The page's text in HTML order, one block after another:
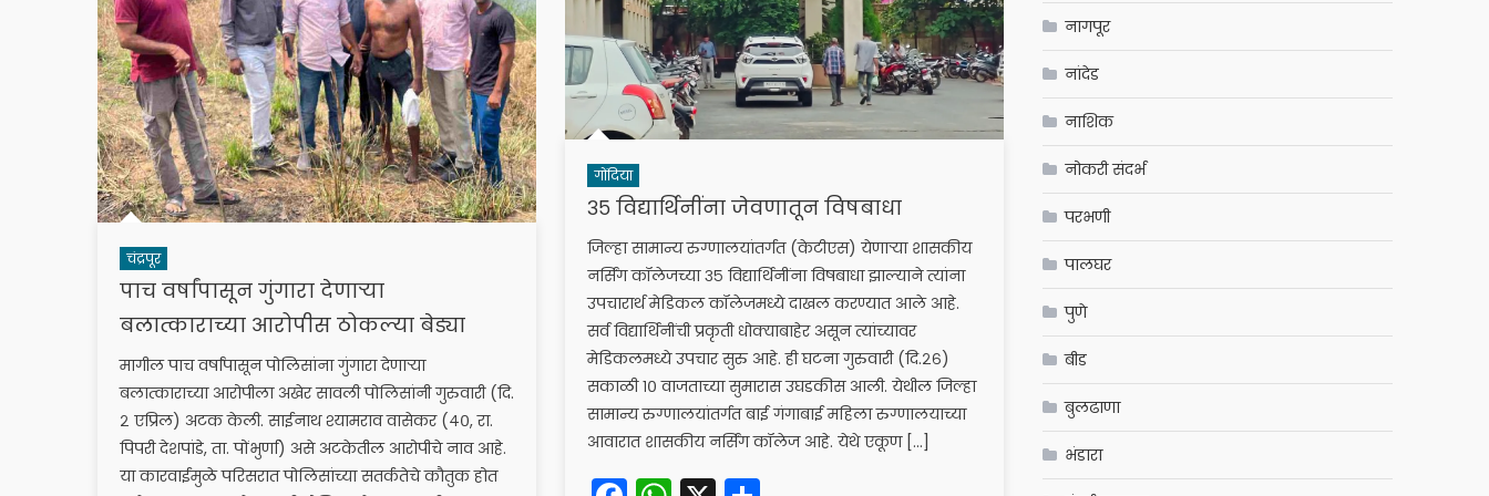
चंद्रपूर
पाच वर्षांपासून गुंगारा देणाऱ्या
बलात्काराच्या आरोपीस ठोकल्या बेड्या
मागील पाच वर्षांपासून पोलिसांना गुंगारा देणाऱ्या
बलात्काराच्या आरोपीला अखेर सावली पोलिसांनी गुरुवारी (दि.
२ एप्रिल) अटक केली. साईनाथ श्यामराव वासेकर (४०, रा.
पिपरी देशपांडे, ता. पोंभुर्णा) असे अटकेतील आरोपीचे नाव आहे.
या कारवाईमुळे परिसरात पोलिसांच्या सतर्कतेचे कौतुक होत
गोंदिया
३५ विद्यार्थिनींना जेवणातून विषबाधा
जिल्हा सामान्य रुग्णालयांतर्गत (केटीएस) येणाऱ्या शासकीय
नर्सिंग कॉलेजच्या ३५ विद्यार्थिनींना विषबाधा झाल्याने त्यांना
उपचारार्थ मेडिकल कॉलेजमध्ये दाखल करण्यात आले आहे.
सर्व विद्यार्थिनींची प्रकृती धोक्याबाहेर असून त्यांच्यावर
मेडिकलमध्ये उपचार सुरु आहे. ही घटना गुरुवारी (दि.२६)
सकाळी १० वाजताच्या सुमारास उघडकीस आली. येथील जिल्हा
सामान्य रुग्णालयांतर्गत बाई गंगाबाई महिला रुग्णालयाच्या
आवारात शासकीय नर्सिंग कॉलेज आहे. येथे एकूण […]
नागपूर
नांदेड
नाशिक
नोकरी संदर्भ
परभणी
पालघर
पुणे
बीड
बुलढाणा
भंडारा